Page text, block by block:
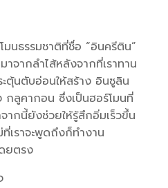
มนธรรมชาติที่ชื่อ “อินครีติน”
จากลำไส้หลังจากที่เราทาน
ะตุ้นตับอ่อนให้สร้าง อินซูลิน
กลูคากอน ซึ่งเป็นฮอร์โมนที่
ากนี้ยังช่วยให้รู้สึกอิ่มเร็วขึ้น
เราจะพูดถึงก็ทำงาน
ยตรง